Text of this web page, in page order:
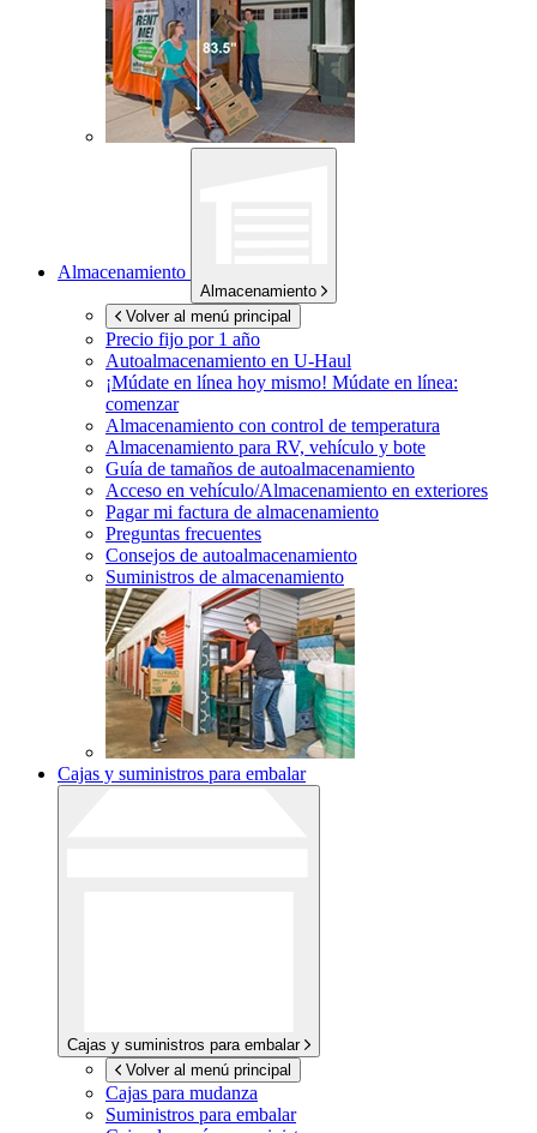
Almacenamiento
Almacenamiento
Volver al menú principal
Precio fijo por 1 año
Autoalmacenamiento en U-Haul
¡Múdate en línea hoy mismo! Múdate en línea:
comenzar
Almacenamiento con control de temperatura
Almacenamiento para RV, vehículo y bote
Guía de tamaños de autoalmacenamiento
Acceso en vehículo/Almacenamiento en exteriores
Pagar mi factura de almacenamiento
Preguntas frecuentes
Consejos de autoalmacenamiento
Suministros de almacenamiento
Cajas y suministros para embalar
Cajas y suministros para embalar
Volver al menú principal
Cajas para mudanza
Suministros para embalar